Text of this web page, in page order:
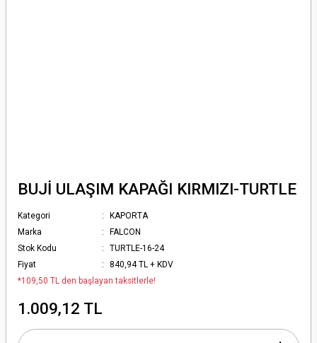
BUJİ ULAŞIM KAPAĞI KIRMIZI-TURTLE
Kategori
KAPORTA
Marka
FALCON
Stok Kodu
TURTLE-16-24
Fiyat
840,94 TL + KDV
*109,50 TL den başlayan taksitlerle!
1.009,12 TL